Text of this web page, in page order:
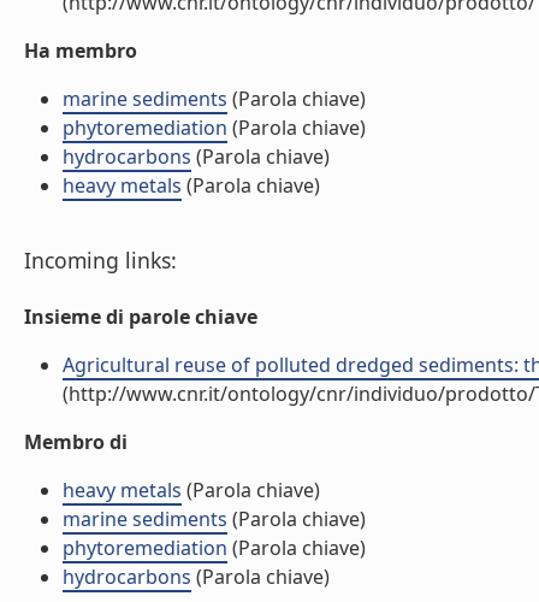
Ha membro
marine sediments (Parola chiave)
phytoremediation (Parola chiave)
hydrocarbons (Parola chiave)
heavy metals (Parola chiave)
Incoming links:
Insieme di parole chiave
Agricultural reuse of polluted dredged sediments:
(http://www.cnr.it/ontology/cnr/individuo/prodotto/
Membro di
heavy metals (Parola chiave)
marine sediments (Parola chiave)
phytoremediation (Parola chiave)
hydrocarbons (Parola chiave)